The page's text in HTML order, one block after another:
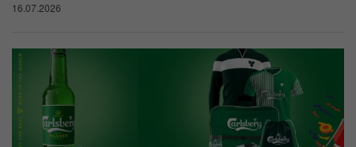
16.07.2026